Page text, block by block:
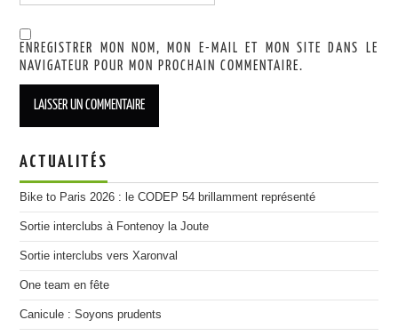
ENREGISTRER MON NOM, MON E-MAIL ET MON SITE DANS LE
NAVIGATEUR POUR MON PROCHAIN COMMENTAIRE.
ACTUALITÉS
Bike to Paris 2026 : le CODEP 54 brillamment représenté
Sortie interclubs à Fontenoy la Joute
Sortie interclubs vers Xaronval
One team en fête
Canicule : Soyons prudents